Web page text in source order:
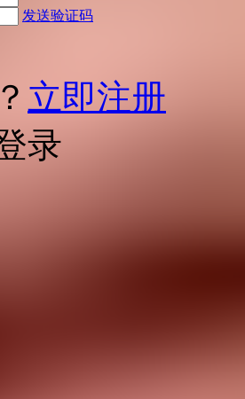
发送验证码
立即注册
录